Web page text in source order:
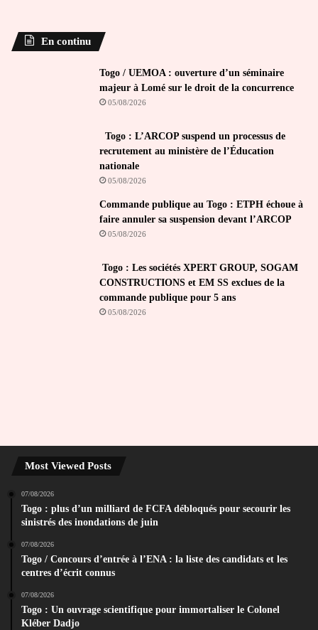
En continu
Togo / UEMOA : ouverture d’un séminaire
majeur à Lomé sur le droit de la concurrence
05/08/2026
Togo : L’ARCOP suspend un processus de
recrutement au ministère de l’Éducation
nationale
05/08/2026
Commande publique au Togo : ETPH échoue à
faire annuler sa suspension devant l’ARCOP
05/08/2026
Togo : Les sociétés XPERT GROUP, SOGAM
CONSTRUCTIONS et EM SS exclues de la
commande publique pour 5 ans
05/08/2026
Most Viewed Posts
07/08/2026
Togo : plus d’un milliard de FCFA débloqués pour secourir les
sinistrés des inondations de juin
07/08/2026
Togo / Concours d’entrée à l’ENA : la liste des candidats et les
centres d’écrit connus
07/08/2026
Togo : Un ouvrage scientifique pour immortaliser le Colonel
Kléber Dadjo